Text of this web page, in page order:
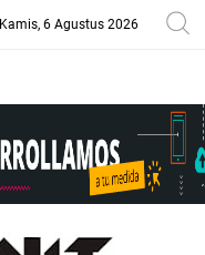
Kamis, 6 Agustus 2026